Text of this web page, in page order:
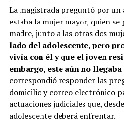
La magistrada preguntó por un
estaba la mujer mayor, quien
madre, junto a las otras dos
lado del adolescente, pero
vivía con él y que el joven
embargo, este aún no
correspondió responder las
domicilio y correo electrónico
actuaciones judiciales que,
adolescente deberá enfrentar.